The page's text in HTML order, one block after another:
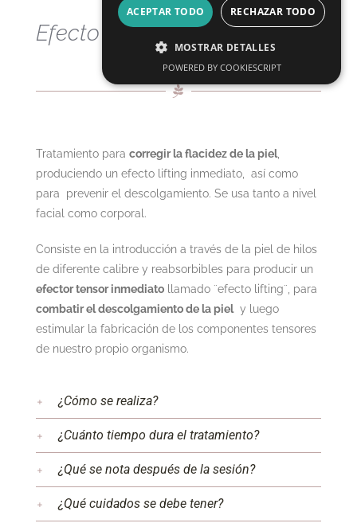
Efecto lifting inmediato
Tratamiento para corregir la flacidez de la piel,
produciendo un efecto lifting inmediato, así como
para prevenir el descolgamiento. Se usa tanto a nivel
facial como corporal.
Consiste en la introducción a través de la piel de hilos
de diferente calibre y reabsorbibles para producir un
efector tensor inmediatollamado ¨efecto lifting¨, para
combatir el descolgamiento de la piely luego
estimular la fabricación de los componentes tensores
de nuestro propio organismo.
¿Cómo se realiza?
¿Cuánto tiempo dura el tratamiento?
¿Qué se nota después de la sesión?
¿Qué cuidados se debe tener?
ACEPTAR TODO RECHAZAR TODO
MOSTRAR DETALLES
POWERED BY COOKIESCRIPT